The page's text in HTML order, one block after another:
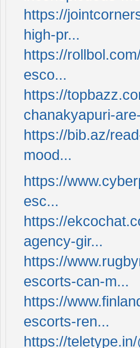
https://
high-pr...
https://
esco...
https://
chanakyapuri-
https://bib.az/
mood...
https://
esc...
https://
agency-gir...
https://
escorts-can-m...
https://
escorts-ren...
https://